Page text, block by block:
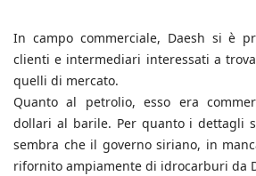
In campo commerciale, Daesh si è
clienti e intermediari interessati a
quelli di mercato.
Quanto al petrolio, esso era
dollari al barile. Per quanto i dettagli
sembra che il governo siriano, in
rifornito ampiamente di idrocarburi da